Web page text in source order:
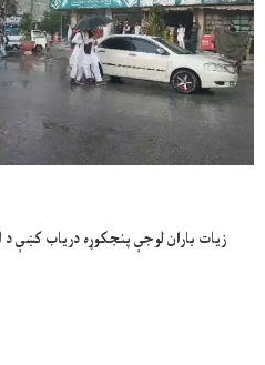
زيات باران لوجې پنجکوړه درياب کښې د